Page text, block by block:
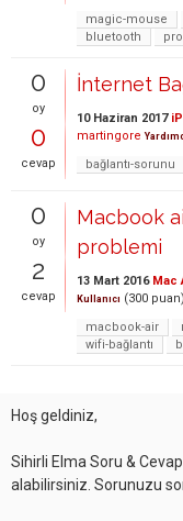
magic-mouse
bluetooth
0
oy
0
cevap
İnternet
10 Haziran 2017
martingore
bağlantı-sorunu
0
oy
2
cevap
Macbook
problemi
13 Mart 2016 Mac
Kullanıcı (300 puan)
macbook-air
wifi-bağlantı
Hoş geldiniz,
Sihirli Elma Soru &
alabilirsiniz. Sorunuzu